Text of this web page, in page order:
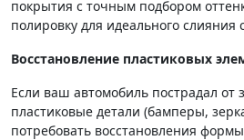
покрытия с точным подбором
полировку для идеального
Восстановление пластиковых
Если ваш автомобиль пострадал от
пластиковые детали (бамперы,
потребовать восстановления